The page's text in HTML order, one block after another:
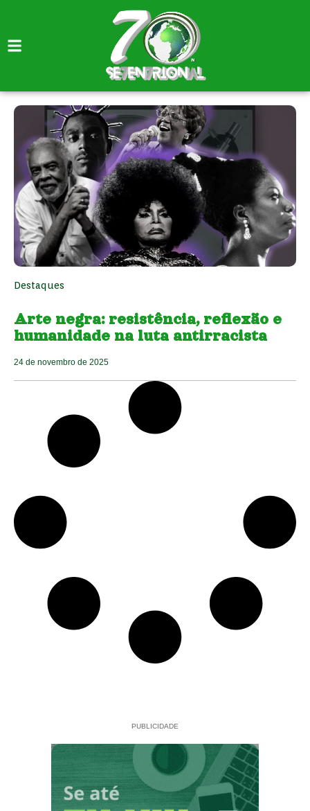
Destaques
Arte negra: resistência, reflexão e
humanidade na luta antirracista
24 de novembro de 2025
PUBLICIDADE